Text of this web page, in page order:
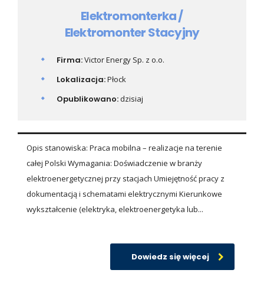
Elektromonterka /
Elektromonter Stacyjny
Firma:Victor Energy Sp. z o.o.
Lokalizacja:Płock
Opublikowano:dzisiaj
Opis stanowiska: Praca mobilna – realizacje na terenie
całej Polski Wymagania: Doświadczenie w branży
elektroenergetycznej przy stacjach Umiejętność pracy z
dokumentacją i schematami elektrycznymi Kierunkowe
wykształcenie (elektryka, elektroenergetyka lub...
Dowiedz się więcej